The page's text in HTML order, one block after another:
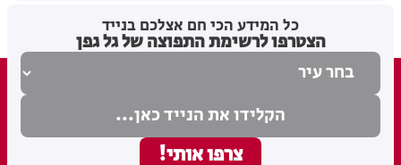
כל המידע הכי חם אצלכם בנייד
הצטרפו לרשימת התפוצה של גל גפן